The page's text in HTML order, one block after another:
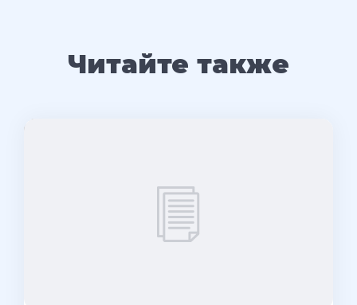
Читайте также